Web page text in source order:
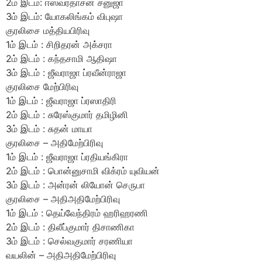
2ம் இடம்: ஈஸ்வரதாசன் சனுஜா
3ம் இடம்: யோகலிங்கம் விபுஷா
குரலிசை மத்தியபிரிவு
1ம் இடம் : சிறிதரன் அக்சரா
2ம் இடம் : கந்தசாமி ஆதிஷா
3ம் இடம் : ஜீவராஜா ப்ரவீன்ராஜா
குரலிசை மேற்பிரிவு
1ம் இடம் : ஜீவராஜா ப்ரஸாதிரி
2ம் இடம் : சுரேஸ்குமார் தமிழினி
3ம் இடம் : சுதன் மாயா
குரலிசை – அதிமேற்பிரிவு
1ம் இடம் : ஜீவராஜா ப்ரதியங்கிரா
2ம் இடம் : பொன்னுசாமி விக்ரம் யுவியன்
3ம் இடம் : அன்ரன் லியோன் செருபா
குரலிசை – அதிஅதிமேற்பிரிவு
1ம் இடம் : தெய்வேந்திரம் ஹரிஹரணி
2ம் இடம் : திலீப்குமார் திசாணிகா
3ம் இடம் : செல்வகுமார் சரணியா
வயலின் – அதிஅதிமேற்பிரிவு